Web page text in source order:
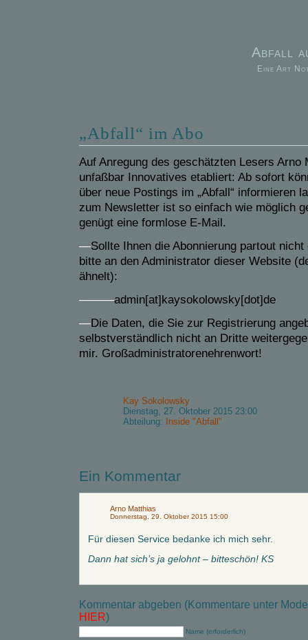
Abfall
Eine Art
„Abfall“ im Abo
Auf Anregung des geschätzten Lesers Arno
unfaßbar Innovatives etabliert: Ab sofort
über neue Postings im „Abfall“ informieren
zum Newsletter ist so einfach wie möglich
genügt eine formlose E-Mail.
—Sollte Ihnen die Abonnierung partout
bitte an den Administrator dieser Website
ähnelt):
———admin[at]kaysokolowsky[dot]de
—Die Daten, die Sie zur Registrierung
selbstverständlich nicht an Dritte
mir. Großadministratorenehrenwort!
Kay Sokolowsky
Dienstag, 27. Oktober 2015 23:00
Abteilung:
Inside "Abfall"
Ein Kommentar
Arno Matthias
Donnerstag, 29. Oktober 2015 15:00
Für diesen Service bedanke ich mich sehr.
Dann hat sich’s ja gelohnt – bitteschön! KS
Kommentar abgeben (Kommentare unter
HIER)
Name (erforderlich)